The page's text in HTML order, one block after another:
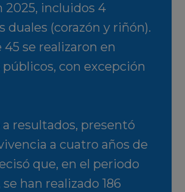
2025, incluidos 4
duales (corazón y riñón).
se realizaron en
con excepción
resultados, presentó
a cuatro años de
que, en el periodo
han realizado 186